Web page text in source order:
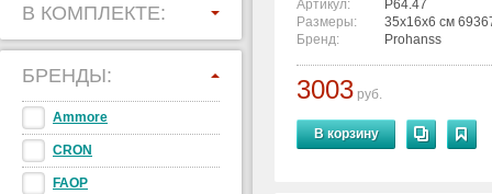
В КОМПЛЕКТЕ:
БРЕНДЫ:
Ammore
CRON
FAOP
Артикул:
P64.47
Размеры:
35x16x6 см
Бренд:
Prohanss
3003 руб.
В корзину